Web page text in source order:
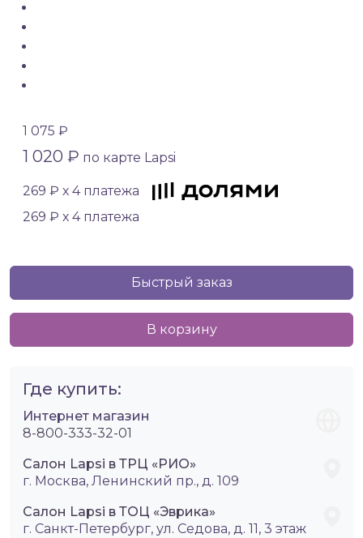
1 075 ₽
1 020 ₽ по карте Lapsi
269 ₽ х 4 платежа
269 ₽ х 4 платежа
Быстрый заказ
В корзину
Где купить:
Интернет магазин
8-800-333-32-01
Салон Lapsi в ТРЦ «РИО»
г. Москва, Ленинский пр., д. 109
Салон Lapsi в ТОЦ «Эврика»
г. Санкт-Петербург, ул. Седова, д. 11, 3 этаж